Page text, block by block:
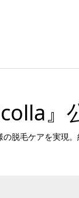
』
脱毛ケアを実現。